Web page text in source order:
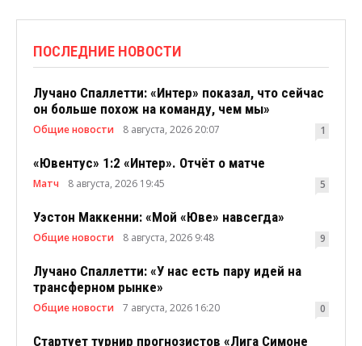
ПОСЛЕДНИЕ НОВОСТИ
Лучано Спаллетти: «Интер» показал, что сейчас
он больше похож на команду, чем мы»
Общие новости 8 августа, 2026 20:07 1
«Ювентус» 1:2 «Интер». Отчёт о матче
Матч 8 августа, 2026 19:45 5
Уэстон Маккенни: «Мой «Юве» навсегда»
Общие новости 8 августа, 2026 9:48 9
Лучано Спаллетти: «У нас есть пару идей на
трансферном рынке»
Общие новости 7 августа, 2026 16:20 0
Стартует турнир прогнозистов «Лига Симоне